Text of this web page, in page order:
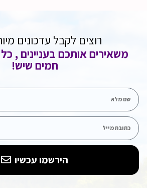
רוצים לקבל עדכונים
משאירים אותכם בעניינים ,
חמים שיש!
הירשמו עכשיו